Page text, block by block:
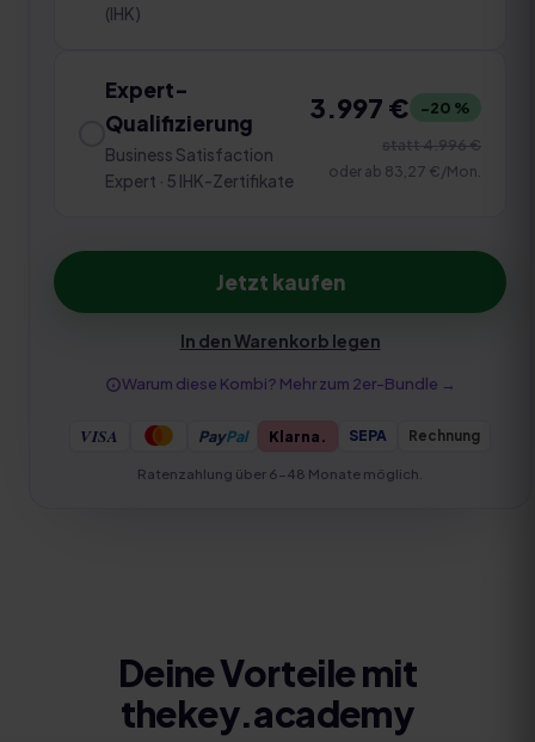
(IHK)
Expert-
Qualifizierung
Business Satisfaction
Expert · 5 IHK-Zertifikate
3.997 € −20 %
statt4.996 €
oder ab 83,27 € /Mon.
Jetzt kaufen
In den Warenkorb legen
Warum diese Kombi? Mehr zum 2er-Bundle →
VISA PayPal Klarna. SEPA Rechnung
Ratenzahlung über 6–48 Monate möglich.
Deine Vorteile mit
thekey.academy